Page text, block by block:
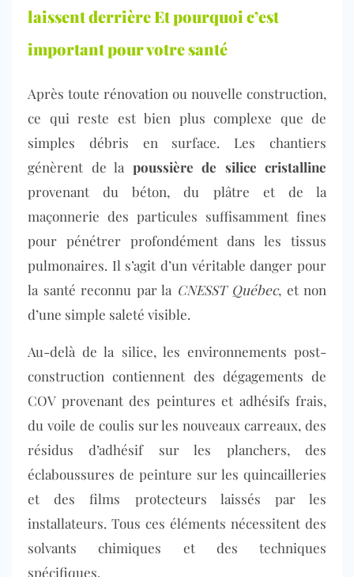
laissent derrière Et pourquoi c’est
important pour votre santé
Après toute rénovation ou nouvelle construction,
ce qui reste est bien plus complexe que de
simples débris en surface. Les chantiers
génèrent de la poussière de silice cristalline
provenant du béton, du plâtre et de la
maçonnerie des particules suffisamment fines
pour pénétrer profondément dans les tissus
pulmonaires. Il s’agit d’un véritable danger pour
la santé reconnu par la CNESST Québec, et non
d’une simple saleté visible.
Au-delà de la silice, les environnements post-
construction contiennent des dégagements de
COV provenant des peintures et adhésifs frais,
du voile de coulis sur les nouveaux carreaux, des
résidus d’adhésif sur les planchers, des
éclaboussures de peinture sur les quincailleries
et des films protecteurs laissés par les
installateurs. Tous ces éléments nécessitent des
solvants chimiques et des techniques
spécifiques.